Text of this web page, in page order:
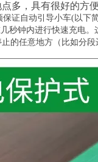
多，具有很好的方便
证自动引导小车(以下
秒钟内进行快速充电
的任意地方（比如分